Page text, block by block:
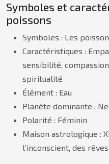
Symboles et
poissons
Symboles : Les
Caractéristiques :
sensibilité,
spiritualité
Élément : Eau
Planète dominante :
Polarité : Féminin
Maison astrologique :
l’inconscient, des